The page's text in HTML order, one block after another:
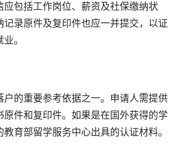
应包括工作岗位、薪资及社保缴纳状
记录原件及复印件也应一并提交，以证
。
户的重要参考依据之一。申请人需提供
原件和复印件。如果是在国外获得的学
育部留学服务中心出具的认证材料。